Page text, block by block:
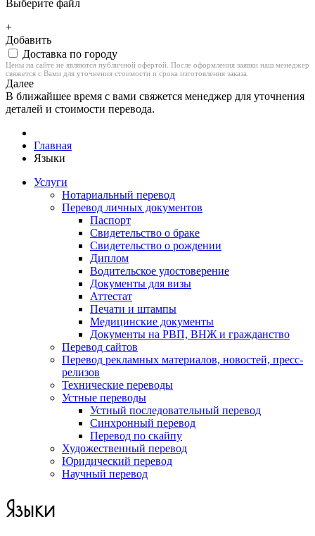
Выберите файл
+
Добавить
Доставка по городу
Цены на сайте не являются публичной офертой. После оформления заявки наш менеджер
свяжется с Вами для уточнения стоимости и срока изготовления заказа.
Далее
В ближайшее время с вами свяжется менеджер для уточнения
деталей и стоимости перевода.
Главная
Языки
Услуги
Нотариальный перевод
Перевод личных документов
Паспорт
Свидетельство о браке
Свидетельство о рождении
Диплом
Водительское удостоверение
Документы для визы
Аттестат
Печати и штампы
Медицинские документы
Документы на РВП, ВНЖ и гражданство
Перевод сайтов
Перевод рекламных материалов, новостей, пресс-
релизов
Технические переводы
Устные переводы
Устный последовательный перевод
Синхронный перевод
Перевод по скайпу
Художественный перевод
Юридический перевод
Научный перевод
Языки